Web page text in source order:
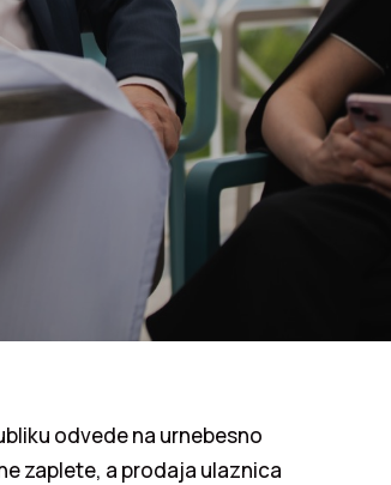
odvede na urnebesno
zaplete, a prodaja ulaznica